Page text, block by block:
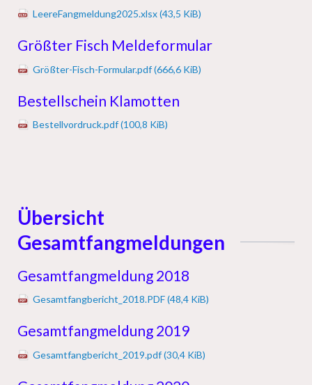
LeereFangmeldung2025.xlsx(43,5 KiB)
Größter Fisch Meldeformular
Größter-Fisch-Formular.pdf(666,6 KiB)
Bestellschein Klamotten
Bestellvordruck.pdf(100,8 KiB)
Übersicht
Gesamtfangmeldungen
Gesamtfangmeldung 2018
Gesamtfangbericht_2018.PDF(48,4 KiB)
Gesamtfangmeldung 2019
Gesamtfangbericht_2019.pdf(30,4 KiB)